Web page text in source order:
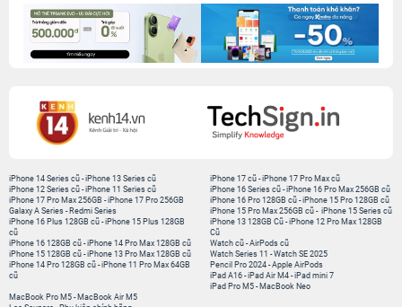
iPhone 14 Series cũ -iPhone 13 Series cũ
iPhone 12 Series cũ -iPhone 11 Series cũ
iPhone 17 Pro Max 256GB -iPhone 17 Pro 256GB
Galaxy A Series - Redmi Series
iPhone 17 cũ -iPhone 17 Pro Max cũ
iPhone 16 Series cũ - iPhone 16 Pro Max 256GB cũ
iPhone 16 Pro 128GB cũ -iPhone 15 Pro 128GB cũ
iPhone 15 Pro Max 256GB cũ - iPhone 15 Series cũ
iPhone 16 Plus 128GB cũ -iPhone 15 Plus 128GB
cũ
iPhone 16 128GB cũ -iPhone 14 Pro Max 128GB cũ
iPhone 15 128GB cũ -iPhone 13 Pro Max 128GB cũ
iPhone 14 Pro 128GB cũ -iPhone 11 Pro Max 64GB
cũ
iPhone 13 128GB Cũ -iPhone 12 Pro Max 128GB
Cũ
Watch cũ -AirPods cũ
Watch Series 11 -Watch SE 2025
Pencil Pro 2024 -Apple AirPods
iPad A16 -iPad Air M4 -iPad mini 7
iPad Pro M5 - MacBook Neo
MacBook Pro M5 - MacBook Air M5